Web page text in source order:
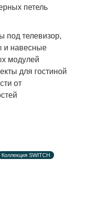
петель
под телевизор,
и навесные
модулей
для гостиной
от
Коллекция SWITCH